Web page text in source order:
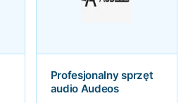
Profesjonalny sprzęt
audio Audeos